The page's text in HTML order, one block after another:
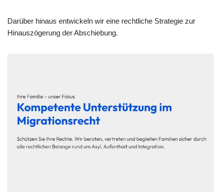
Darüber hinaus entwickeln wir eine rechtliche Strategie zur
Hinauszögerung der Abschiebung.